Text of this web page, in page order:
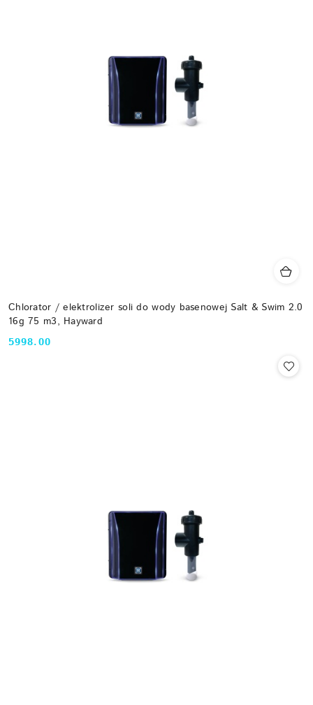
Chlorator / elektrolizer soli do wody basenowej Salt & Swim 2.0
16g 75 m3, Hayward
Cena:
5998.00